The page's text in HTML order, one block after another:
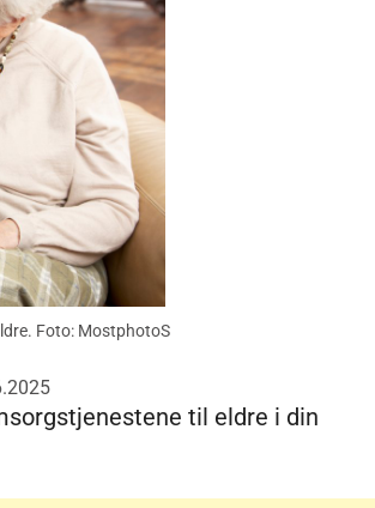
Foto: MostphotoS
til eldre i din